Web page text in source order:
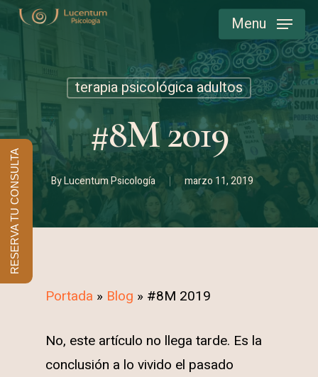
Skip
content
Menu
terapia psicológica adultos
#8M 2019
ByLucentum Psicología marzo 11, 2019
Portada » Blog » #8M 2019
No, este artículo no llega tarde. Es la
conclusión a lo vivido el pasado
RESERVA TU CONSULTA